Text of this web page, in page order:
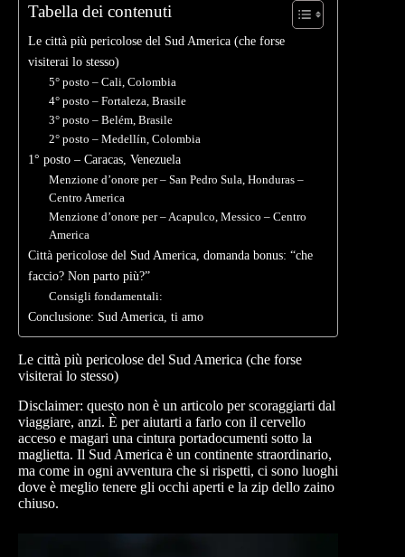
Tabella dei contenuti
Le città più pericolose del Sud America (che forse
visiterai lo stesso)
5° posto – Cali, Colombia
4° posto – Fortaleza, Brasile
3° posto – Belém, Brasile
2° posto – Medellín, Colombia
1° posto – Caracas, Venezuela
Menzione d’onore per – San Pedro Sula, Honduras –
Centro America
Menzione d’onore per – Acapulco, Messico – Centro
America
Città pericolose del Sud America, domanda bonus: “che
faccio? Non parto più?”
Consigli fondamentali:
Conclusione: Sud America, ti amo
Le città più pericolose del Sud America (che forse
visiterai lo stesso)
Disclaimer: questo non è un articolo per scoraggiarti dal
viaggiare, anzi. È per aiutarti a farlo con il cervello
acceso e magari una cintura portadocumenti sotto la
maglietta. Il Sud America è un continente straordinario,
ma come in ogni avventura che si rispetti, ci sono luoghi
dove è meglio tenere gli occhi aperti e la zip dello zaino
chiuso.